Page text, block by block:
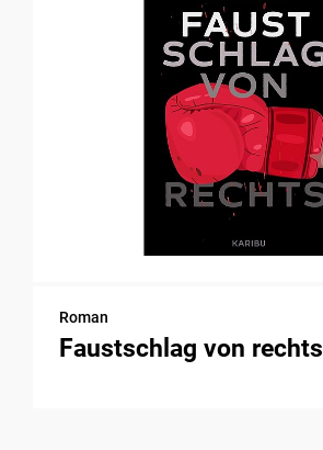
Roman
Faustschlag von rechts